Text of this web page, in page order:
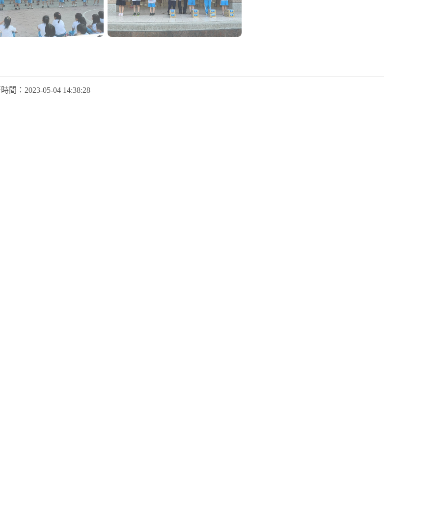
間： 2023-05-04 14:38:28